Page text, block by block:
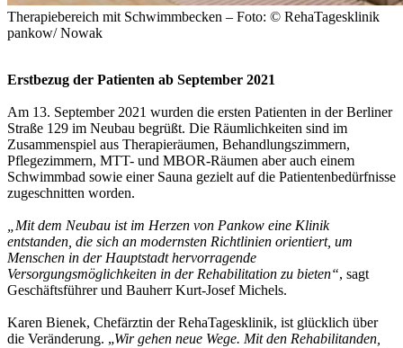
Therapiebereich mit Schwimmbecken – Foto: © RehaTagesklinik
pankow/ Nowak
Erstbezug der Patienten ab September 2021
Am 13. September 2021 wurden die ersten Patienten in der Berliner
Straße 129 im Neubau begrüßt. Die Räumlichkeiten sind im
Zusammenspiel aus Therapieräumen, Behandlungszimmern,
Pflegezimmern, MTT- und MBOR-Räumen aber auch einem
Schwimmbad sowie einer Sauna gezielt auf die Patientenbedürfnisse
zugeschnitten worden.
„Mit dem Neubau ist im Herzen von Pankow eine Klinik
entstanden, die sich an modernsten Richtlinien orientiert, um
Menschen in der Hauptstadt hervorragende
Versorgungsmöglichkeiten in der Rehabilitation zu bieten“, sagt
Geschäftsführer und Bauherr Kurt-Josef Michels.
Karen Bienek, Chefärztin der RehaTagesklinik, ist glücklich über
die Veränderung. „Wir gehen neue Wege. Mit den Rehabilitanden,